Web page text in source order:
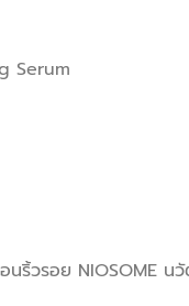
Serum
ริ้วรอย NIOSOME น